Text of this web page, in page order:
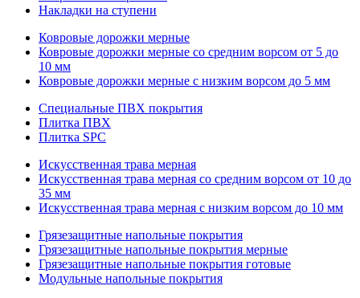
Накладки на ступени
Ковровые дорожки мерные
Ковровые дорожки мерные со средним ворсом от 5 до
10 мм
Ковровые дорожки мерные с низким ворсом до 5 мм
Специальные ПВХ покрытия
Плитка ПВХ
Плитка SPC
Искуccтвенная трава мерная
Искусственная трава мерная со средним ворсом от 10 до
35 мм
Искусственная трава мерная с низким ворсом до 10 мм
Грязезащитные напольные покрытия
Грязезащитные напольные покрытия мерные
Грязезащитные напольные покрытия готовые
Модульные напольные покрытия